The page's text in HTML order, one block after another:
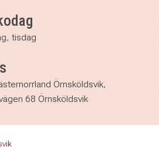
tisdag
Örnsköldsvik,
68 Örnsköldsvik